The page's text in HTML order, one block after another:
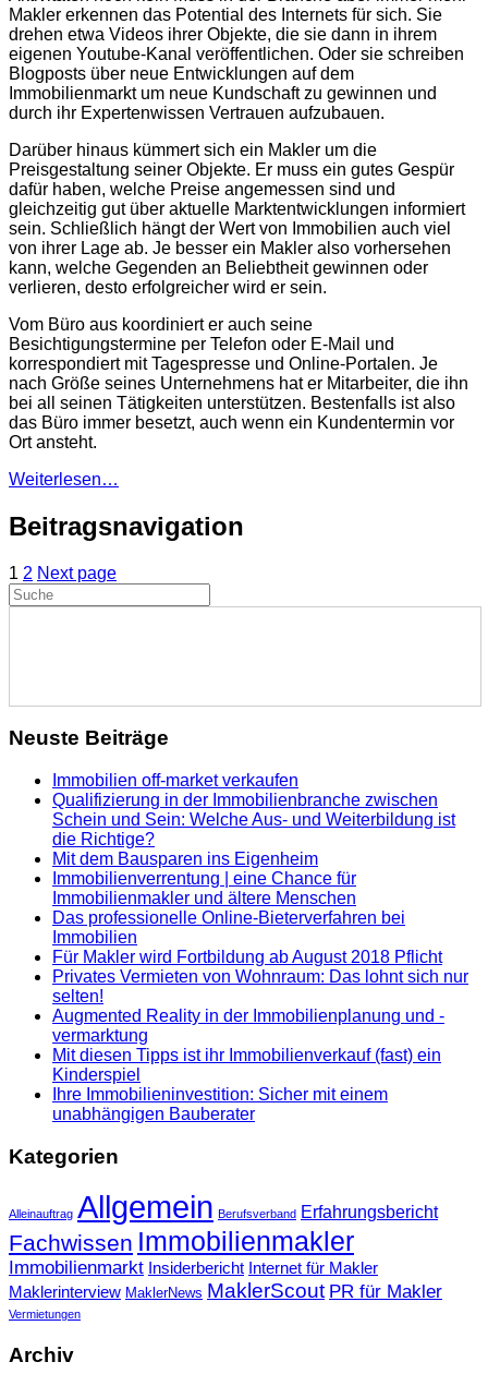
Makler erkennen das Potential des Internets für sich. Sie
drehen etwa Videos ihrer Objekte, die sie dann in ihrem
eigenen Youtube-Kanal veröffentlichen. Oder sie schreiben
Blogposts über neue Entwicklungen auf dem
Immobilienmarkt um neue Kundschaft zu gewinnen und
durch ihr Expertenwissen Vertrauen aufzubauen.
Darüber hinaus kümmert sich ein Makler um die
Preisgestaltung seiner Objekte. Er muss ein gutes Gespür
dafür haben, welche Preise angemessen sind und
gleichzeitig gut über aktuelle Marktentwicklungen informiert
sein. Schließlich hängt der Wert von Immobilien auch viel
von ihrer Lage ab. Je besser ein Makler also vorhersehen
kann, welche Gegenden an Beliebtheit gewinnen oder
verlieren, desto erfolgreicher wird er sein.
Vom Büro aus koordiniert er auch seine
Besichtigungstermine per Telefon oder E-Mail und
korrespondiert mit Tagespresse und Online-Portalen. Je
nach Größe seines Unternehmens hat er Mitarbeiter, die ihn
bei all seinen Tätigkeiten unterstützen. Bestenfalls ist also
das Büro immer besetzt, auch wenn ein Kundentermin vor
Ort ansteht.
Weiterlesen…
Beitragsnavigation
1 2 Next page
Neuste Beiträge
Immobilien off-market verkaufen
Qualifizierung in der Immobilienbranche zwischen
Schein und Sein: Welche Aus- und Weiterbildung ist
die Richtige?
Mit dem Bausparen ins Eigenheim
Immobilienverrentung | eine Chance für
Immobilienmakler und ältere Menschen
Das professionelle Online-Bieterverfahren bei
Immobilien
Für Makler wird Fortbildung ab August 2018 Pflicht
Privates Vermieten von Wohnraum: Das lohnt sich nur
selten!
Augmented Reality in der Immobilienplanung und -
vermarktung
Mit diesen Tipps ist ihr Immobilienverkauf (fast) ein
Kinderspiel
Ihre Immobilieninvestition: Sicher mit einem
unabhängigen Bauberater
Kategorien
Alleinauftrag Allgemein Berufsverband Erfahrungsbericht
Fachwissen Immobilienmakler
Immobilienmarkt Insiderbericht Internet für Makler
Maklerinterview MaklerNews MaklerScout PR für Makler
Vermietungen
Archiv